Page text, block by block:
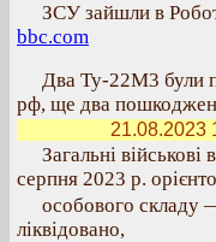
ЗСУ зайшли в
bbc.com
Два Ту-22М3 були
рф, ще два
21.08.2023
Загальні
серпня 2023 р.
особового складу
ліквідовано,